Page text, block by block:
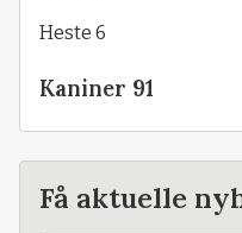
Heste 6
Kaniner 91
Få aktuelle